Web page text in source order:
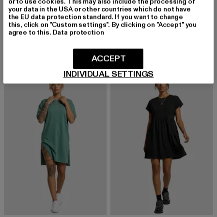
URBAN CLASSICS
Ladies Short Cotton Jersey
22,04 EUR
Derzeitiger Preis: 22,04 EUR
34,99 EUR Aktionspreis: 34,99 EUR
URBAN CLASSICS
-30%
your data in the USA or other countries which do not have
the EU data protection standard. If you want to change
this, click on "Custom settings". By clicking on "Accept" you
agree to this. Data protection
INDIVIDUAL SETTINGS
ACCEPT